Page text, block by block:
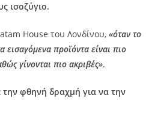
ισοζύγιο.
House του Λονδίνου, «όταν το
εισαγόμενα προϊόντα είναι πιο
γίνονται πιο ακριβές».
την φθηνή δραχμή για να την